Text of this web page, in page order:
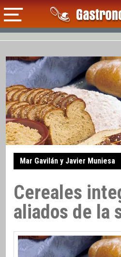
Mar Gavilán y Javier Muniesa
Cereales
aliados de la